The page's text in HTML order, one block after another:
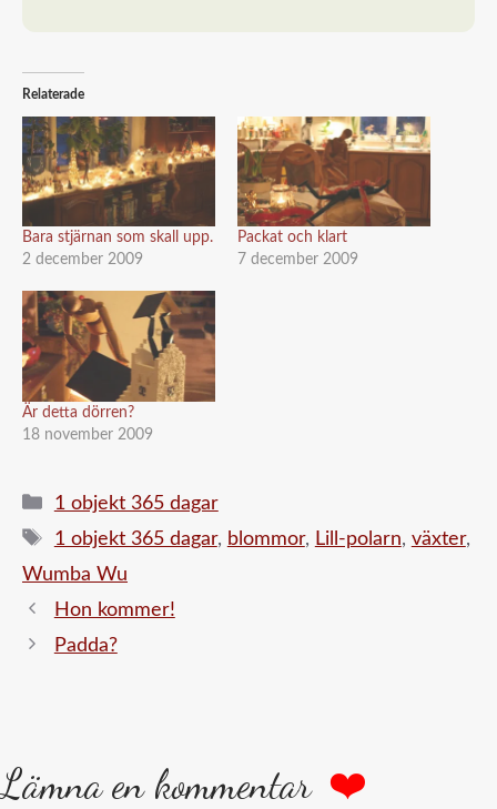
Relaterade
Bara stjärnan som skall upp.
2 december 2009
Packat och klart
7 december 2009
Är detta dörren?
18 november 2009
Kategorier
1 objekt 365 dagar
Etiketter
1 objekt 365 dagar, blommor, Lill-polarn, växter,
Wumba Wu
Hon kommer!
Padda?
Lämna en kommentar